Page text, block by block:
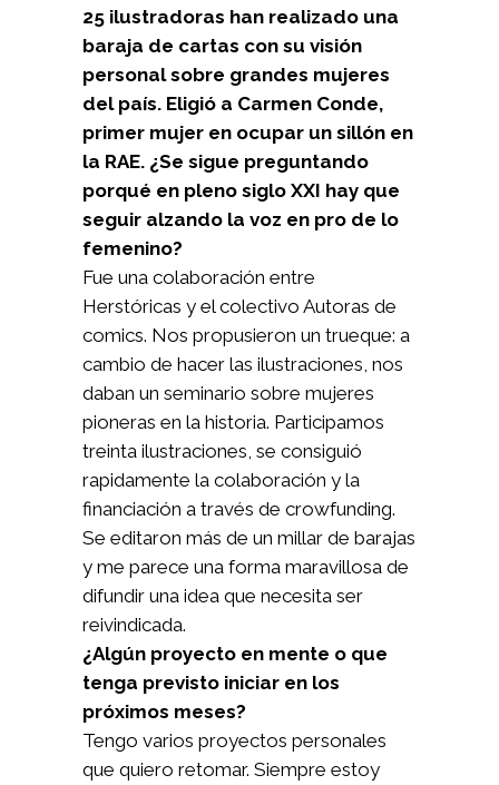
25 ilustradoras han realizado una
baraja de cartas con su visión
personal sobre grandes mujeres
del país. Eligió a Carmen Conde,
primer mujer en ocupar un sillón en
la RAE. ¿Se sigue preguntando
porqué en pleno siglo XXI hay que
seguir alzando la voz en pro de lo
femenino?
Fue una colaboración entre
Herstóricas y el colectivo Autoras de
comics. Nos propusieron un trueque: a
cambio de hacer las ilustraciones, nos
daban un seminario sobre mujeres
pioneras en la historia. Participamos
treinta ilustraciones, se consiguió
rapidamente la colaboración y la
financiación a través de crowfunding.
Se editaron más de un millar de barajas
y me parece una forma maravillosa de
difundir una idea que necesita ser
reivindicada.
¿Algún proyecto en mente o que
tenga previsto iniciar en los
próximos meses?
Tengo varios proyectos personales
que quiero retomar. Siempre estoy